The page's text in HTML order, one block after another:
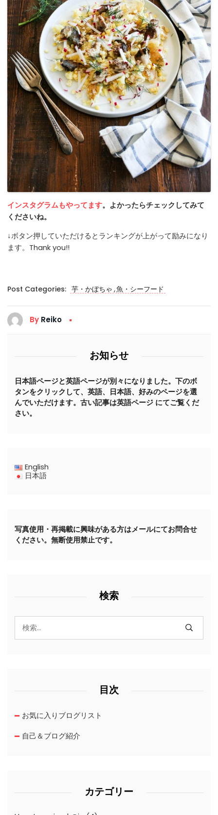
インスタグラムもやってます。よかったらチェックしてみて
くださいね。
↓ボタン押していただけるとランキングが上がって励みになり
ます。Thank you!!
Post Categories: 芋・かぼちゃ ,魚・シーフード
By Reiko
お知らせ
日本語ページと英語ページが別々になりました。下のボ
タンをクリックして、英語、日本語、好みのページを選
んでいただけます。古い記事は英語ページ にてご覧くだ
さい。
English
日本語
写真使用・再掲載に興味がある方はメールにてお問合せ
ください。無断使用禁止です。
検索
目次
お気に入りブログリスト
自己＆ブログ紹介
カテゴリー